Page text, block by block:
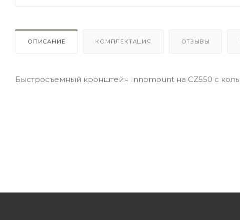
ОПИСАНИЕ КОМПЛЕКТАЦИЯ ОТЗЫВЫ
Быстросъемный кронштейн Innomount на CZ550 с